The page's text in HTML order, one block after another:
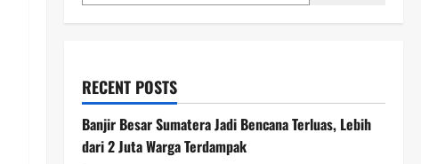
RECENT POSTS
Banjir Besar Sumatera Jadi Bencana Terluas, Lebih
dari 2 Juta Warga Terdampak